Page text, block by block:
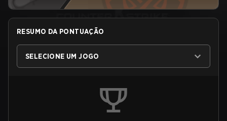
RESUMO DA PONTUAÇÃO
SELECIONE UM JOGO